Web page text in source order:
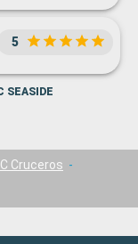
5
SEASIDE
Cruceros